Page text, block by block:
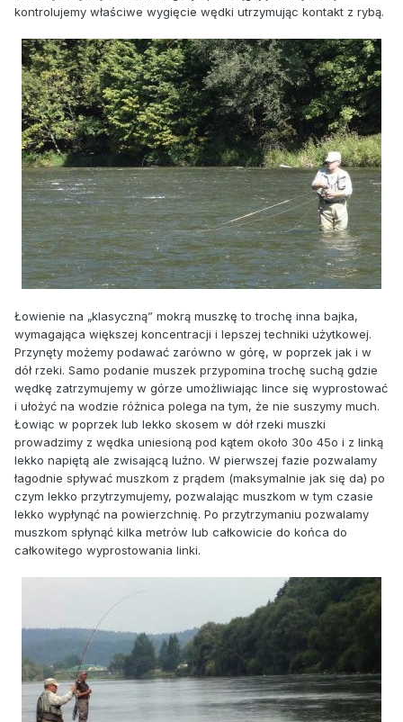
kontrolujemy właściwe wygięcie wędki utrzymując kontakt z rybą.
Łowienie na „klasyczną” mokrą muszkę to trochę inna bajka,
wymagająca większej koncentracji i lepszej techniki użytkowej.
Przynęty możemy podawać zarówno w górę, w poprzek jak i w
dół rzeki. Samo podanie muszek przypomina trochę suchą gdzie
wędkę zatrzymujemy w górze umożliwiając lince się wyprostować
i ułożyć na wodzie różnica polega na tym, że nie suszymy much.
Łowiąc w poprzek lub lekko skosem w dół rzeki muszki
prowadzimy z wędka uniesioną pod kątem około 30o 45o i z linką
lekko napiętą ale zwisającą luźno. W pierwszej fazie pozwalamy
łagodnie spływać muszkom z prądem (maksymalnie jak się da) po
czym lekko przytrzymujemy, pozwalając muszkom w tym czasie
lekko wypłynąć na powierzchnię. Po przytrzymaniu pozwalamy
muszkom spłynąć kilka metrów lub całkowicie do końca do
całkowitego wyprostowania linki.